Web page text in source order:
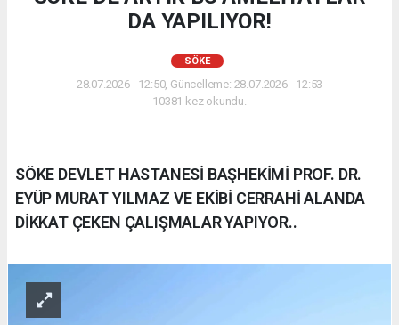
DA YAPILIYOR!
SÖKE
28.07.2026 - 12:50, Güncelleme: 28.07.2026 - 12:53
10381 kez okundu.
SÖKE DEVLET HASTANESİ BAŞHEKİMİ PROF. DR.
EYÜP MURAT YILMAZ VE EKİBİ CERRAHİ ALANDA
DİKKAT ÇEKEN ÇALIŞMALAR YAPIYOR..